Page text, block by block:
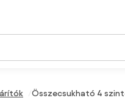
Összecsukható 4